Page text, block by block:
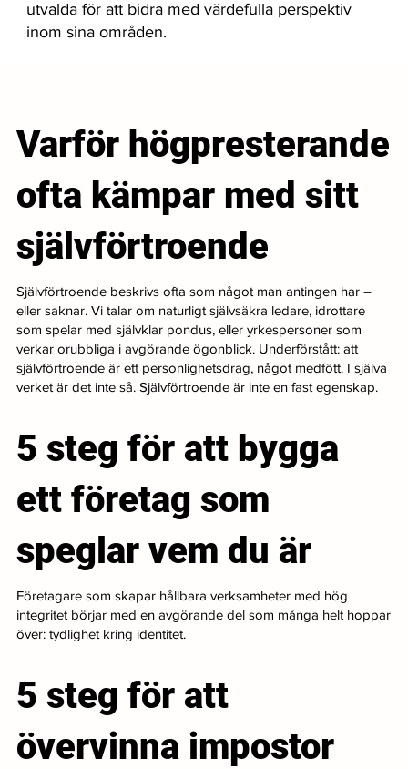
utvalda för att bidra med värdefulla perspektiv
inom sina områden.
Varför högpresterande
ofta kämpar med sitt
självförtroende
Självförtroende beskrivs ofta som något man antingen har –
eller saknar. Vi talar om naturligt självsäkra ledare, idrottare
som spelar med självklar pondus, eller yrkespersoner som
verkar orubbliga i avgörande ögonblick. Underförstått: att
självförtroende är ett personlighetsdrag, något medfött. I själva
verket är det inte så. Självförtroende är inte en fast egenskap.
5 steg för att bygga
ett företag som
speglar vem du är
Företagare som skapar hållbara verksamheter med hög
integritet börjar med en avgörande del som många helt hoppar
över: tydlighet kring identitet.
5 steg för att
övervinna impostor